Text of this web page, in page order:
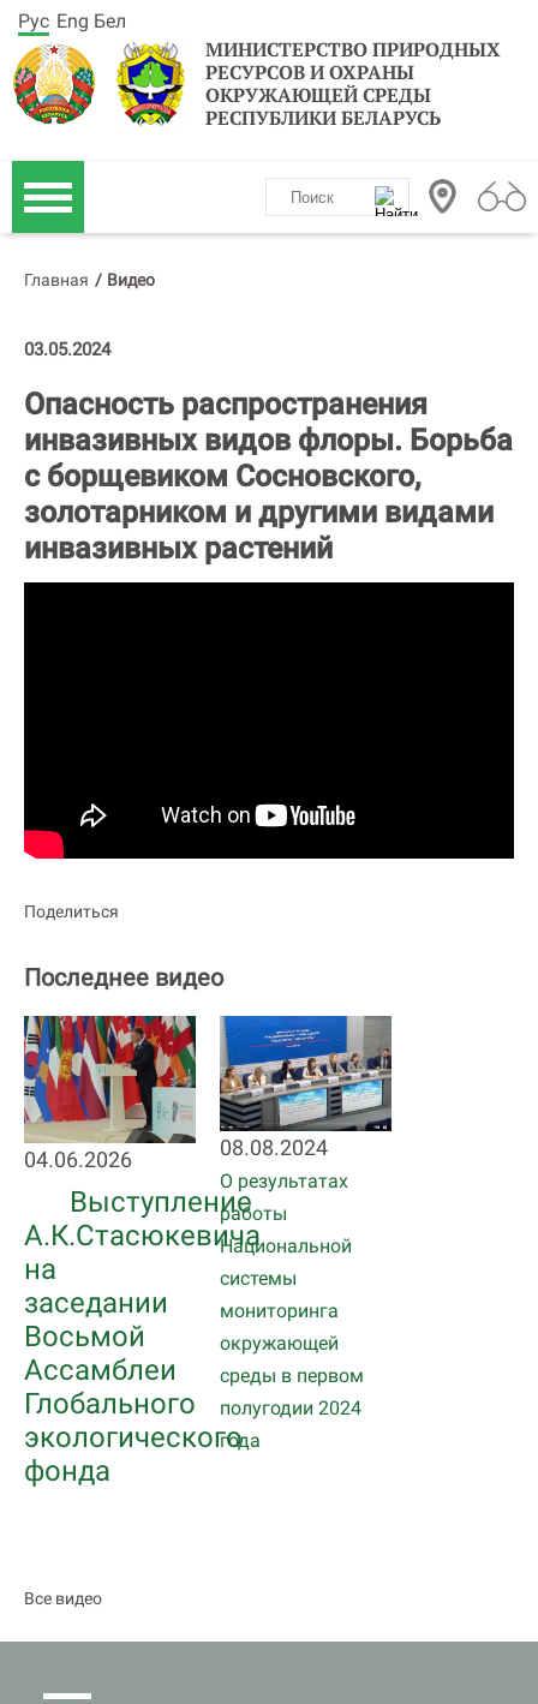
МИНИСТЕРСТВО ПРИРОДНЫХ
РЕСУРСОВ И ОХРАНЫ
ОКРУЖАЮЩЕЙ СРЕДЫ
РЕСПУБЛИКИ БЕЛАРУСЬ
Рус Eng Бел
Главная / Видео
03.05.2024
Опасность распространения
инвазивных видов флоры. Борьба
с борщевиком Сосновского,
золотарником и другими видами
инвазивных растений
Поделиться
Последнее видео
04.06.2026
Выступление
А.К.Стасюкевича
на
заседании
Восьмой
Ассамблеи
Глобального
экологического
фонда
08.08.2024
О результатах
работы
Национальной
системы
мониторинга
окружающей
среды в первом
полугодии 2024
года
Все видео